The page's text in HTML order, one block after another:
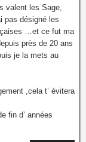
valent les Sage,
pas désigné les
…et ce fut ma
près de 20 ans
je la mets au
,cela t’ évitera
fin d’ années